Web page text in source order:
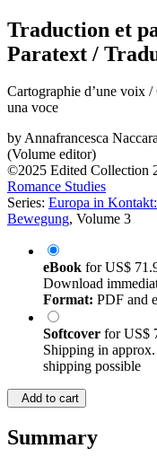
Traduction et
Paratext /
Cartographie d’une voix
una voce
byAnnafrancesca
(Volume editor)
©2025 Edited Collection
Romance Studies
Series: Europa in
Bewegung, Volume 3
eBook forUS$
Download
Format: PDF and
Softcover forUS$
Shipping in
shipping possible
Add to cart
Summary